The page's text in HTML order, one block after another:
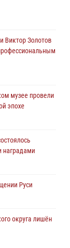
Виктор Золотов
музее провели
эпохе
наградами
Руси
округа лишён